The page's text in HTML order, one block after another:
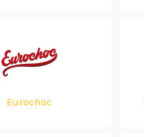
Eurochoc